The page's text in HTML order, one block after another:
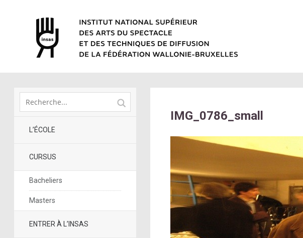
L’ÉCOLE
CURSUS
Bacheliers
Masters
ENTRER À L’INSAS
IMG_0786_small